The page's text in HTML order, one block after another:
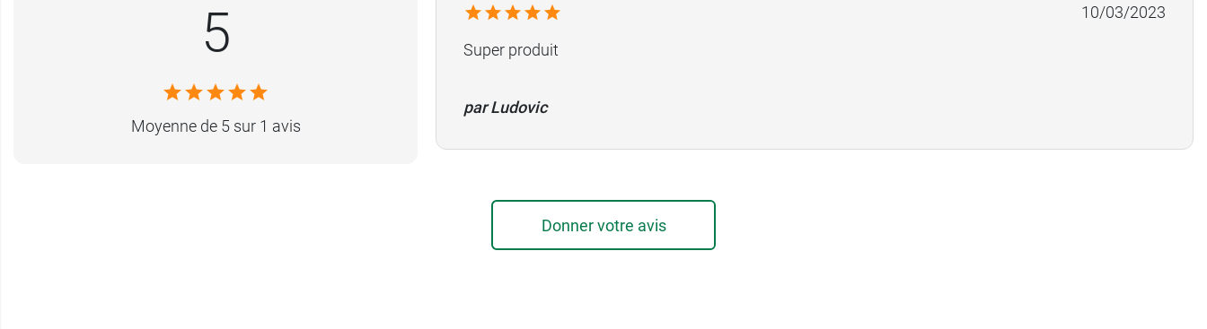
5
Moyenne de 5 sur 1 avis
10/03/2023
Super produit
par Ludovic
Donner votre avis